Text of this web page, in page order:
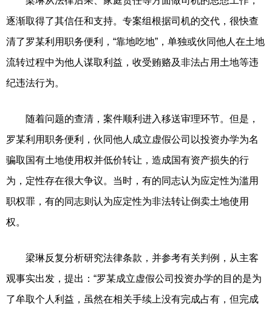
逐渐取得了其信任和支持。专案组根据司机的交代，很快查
清了罗某利用职务便利，“靠地吃地”，单独或伙同他人在土地
流转过程中为他人谋取利益，收受贿赂及非法占用土地等违
纪违法行为。
随着问题的查清，案件顺利进入移送审理环节。但是，
罗某利用职务便利，伙同他人成立虚假公司以投资办学为名
骗取国有土地使用权并低价转让，造成国有资产损失的行
为，定性存在很大争议。当时，有的同志认为应定性为滥用
职权罪，有的同志则认为应定性为非法转让倒卖土地使用
权。
梁琳反复分析研究法律条款，并参考有关判例，从主客
观事实出发，提出：“罗某成立虚假公司投资办学的目的是为
了牟取个人利益，虽然在相关手续上没有完成占有，但完成